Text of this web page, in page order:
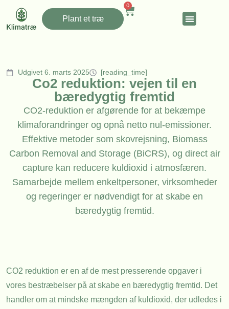
Plant et træ
0
Udgivet 6. marts 2025 [reading_time]
Co2 reduktion: vejen til en
bæredygtig fremtid
CO2-reduktion er afgørende for at bekæmpe
klimaforandringer og opnå netto nul-emissioner.
Effektive metoder som skovrejsning, Biomass
Carbon Removal and Storage (BiCRS), og direct air
capture kan reducere kuldioxid i atmosfæren.
Samarbejde mellem enkeltpersoner, virksomheder
og regeringer er nødvendigt for at skabe en
bæredygtig fremtid.
CO2 reduktion er en af de mest presserende opgaver i
vores bestræbelser på at skabe en bæredygtig fremtid. Det
handler om at mindske mængden af kuldioxid, der udledes i